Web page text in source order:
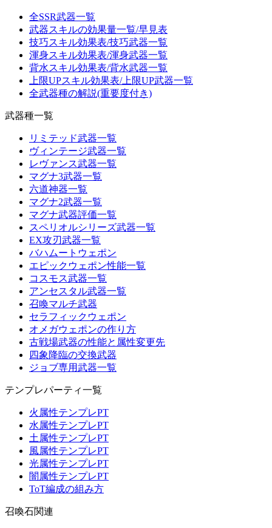
全SSR武器一覧
武器スキルの効果量一覧/早見表
技巧スキル効果表/技巧武器一覧
渾身スキル効果表/渾身武器一覧
背水スキル効果表/背水武器一覧
上限UPスキル効果表/上限UP武器一覧
全武器種の解説(重要度付き)
武器種一覧
リミテッド武器一覧
ヴィンテージ武器一覧
レヴァンス武器一覧
マグナ3武器一覧
六道神器一覧
マグナ2武器一覧
マグナ武器評価一覧
スペリオルシリーズ武器一覧
EX攻刃武器一覧
バハムートウェポン
エピックウェポン性能一覧
コスモス武器一覧
アンセスタル武器一覧
召喚マルチ武器
セラフィックウェポン
オメガウェポンの作り方
古戦場武器の性能と属性変更先
四象降臨の交換武器
ジョブ専用武器一覧
テンプレパーティ一覧
火属性テンプレPT
水属性テンプレPT
土属性テンプレPT
風属性テンプレPT
光属性テンプレPT
闇属性テンプレPT
ToT編成の組み方
召喚石関連